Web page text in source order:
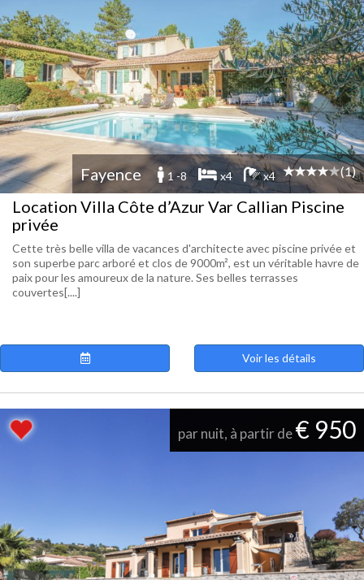
Fayence 1 -8 x4 x4 (1)
Location Villa Côte d’Azur Var Callian Piscine
privée
Cette très belle villa de vacances d'architecte avec piscine privée et
son superbe parc arboré et clos de 9000m², est un véritable havre de
paix pour les amoureux de la nature. Ses belles terrasses
couvertes[....]
Voir les détails
par nuit, à partir de€ 950